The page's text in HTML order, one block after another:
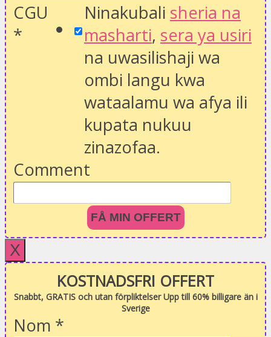
CGU
*
Ninakubali sheria na
masharti, sera ya usiri
na uwasilishaji wa
ombi langu kwa
wataalamu wa afya ili
kupata nukuu
zinazofaa.
Comment
FÅ MIN OFFERT
X
KOSTNADSFRI OFFERT
Snabbt, GRATIS och utan förpliktelser Upp till 60% billigare än i
Sverige
Nom *